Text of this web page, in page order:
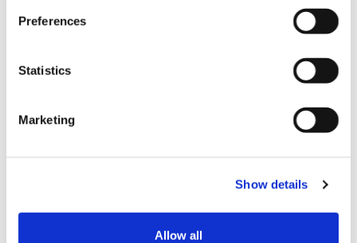
Preferences
Statistics
Marketing
Show details
Allow all
événement, à travers l’objectif